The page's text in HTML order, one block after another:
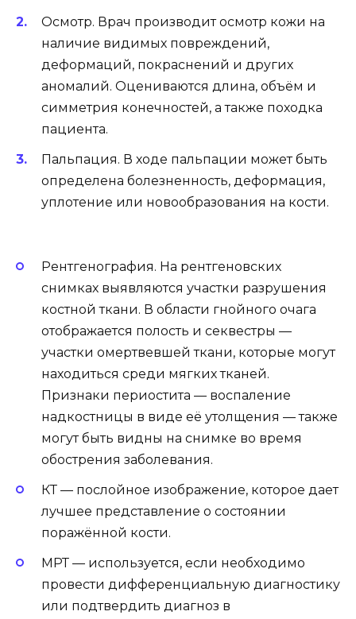
Осмотр. Врач производит осмотр кожи на
наличие видимых повреждений,
деформаций, покраснений и других
аномалий. Оцениваются длина, объём и
симметрия конечностей, а также походка
пациента.
Пальпация. В ходе пальпации может быть
определена болезненность, деформация,
уплотение или новообразования на кости.
Рентгенография. На рентгеновских
снимках выявляются участки разрушения
костной ткани. В области гнойного очага
отображается полость и секвестры —
участки омертвевшей ткани, которые могут
находиться среди мягких тканей.
Признаки периостита — воспаление
надкостницы в виде её утолщения — также
могут быть видны на снимке во время
обострения заболевания.
КТ — послойное изображение, которое дает
лучшее представление о состоянии
поражённой кости.
МРТ — используется, если необходимо
провести дифференциальную диагностику
или подтвердить диагноз в